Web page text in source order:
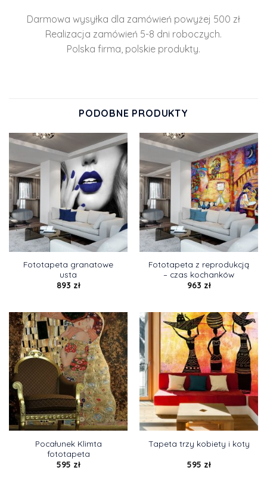
Darmowa wysyłka dla zamówień powyżej 500 zł
Realizacja zamówień 5-8 dni roboczych.
Polska firma, polskie produkty.
PODOBNE PRODUKTY
Fototapeta granatowe
usta
893 zł
Fototapeta z reprodukcją
– czas kochanków
963 zł
Pocałunek Klimta
fototapeta
595 zł
Tapeta trzy kobiety i koty
595 zł